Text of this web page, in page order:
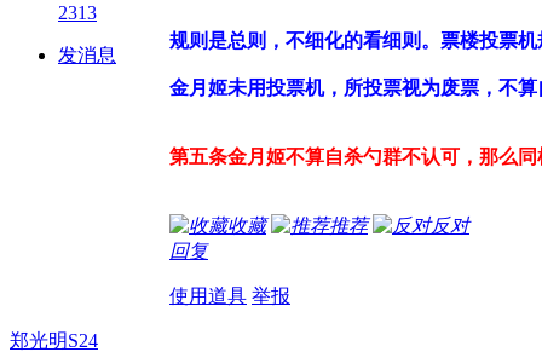
2313
发消息
规则是总则，不细化的看细则。票楼投票机
金月姬未用投票机，所投票视为废票，不算
第五条金月姬不算自杀勺群不认可，那么同
收藏 推荐
反对
回复
使用道具 举报
郑光明S24